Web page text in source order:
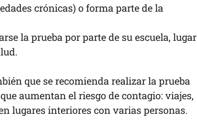
crónicas) o forma parte de la
la prueba por parte de su escuela, lugar
que se recomienda realizar la prueba
aumentan el riesgo de contagio: viajes,
lugares interiores con varias personas.